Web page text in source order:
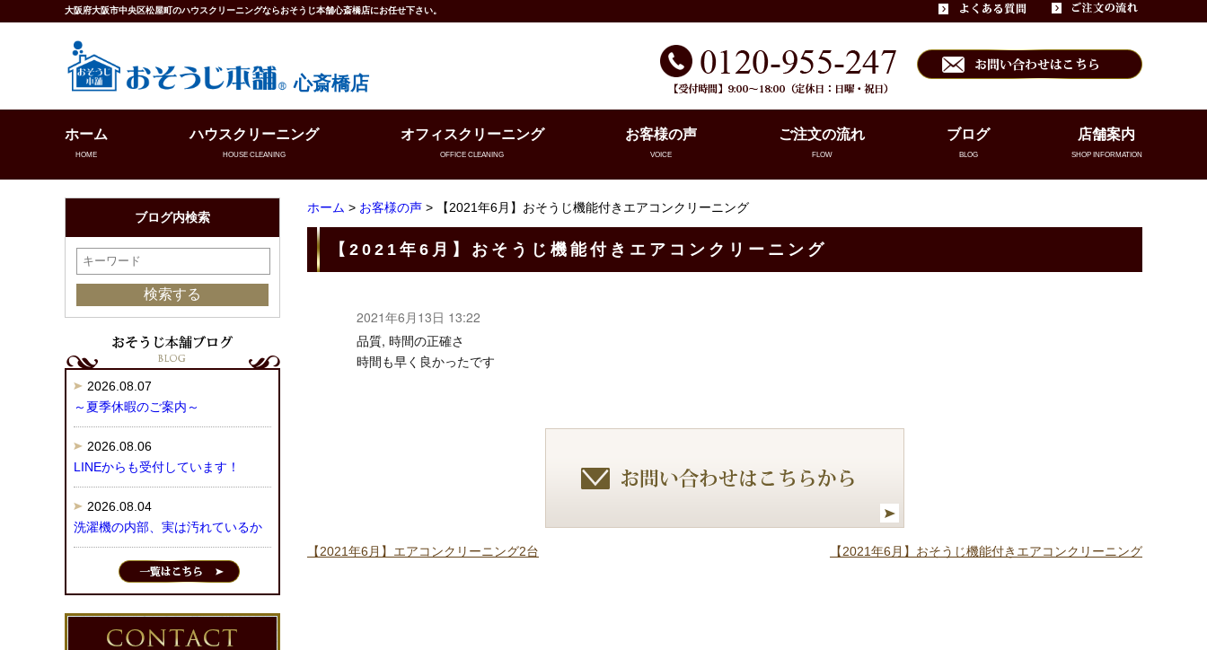
大阪府大阪市中央区松屋町のハウスクリーニングならおそうじ本舗心斎橋店にお任せ下さい。
心斎橋店
ホーム
HOME
ハウスクリーニング
HOUSE CLEANING
オフィスクリーニング
OFFICE CLEANING
お客様の声
VOICE
ご注文の流れ
FLOW
ブログ
BLOG
店舗案内
SHOP INFORMATION
ホーム > お客様の声 > 【2021年6月】おそうじ機能付きエアコンクリーニング
【2021年6月】おそうじ機能付きエアコンクリーニング
2021年6月13日 13:22
品質, 時間の正確さ
時間も早く良かったです
【2021年6月】エアコンクリーニング2台 【2021年6月】おそうじ機能付きエアコンクリーニング
ブログ内検索
2026.08.07
～夏季休暇のご案内～
2026.08.06
LINEからも受付しています！
2026.08.04
洗濯機の内部、実は汚れているか